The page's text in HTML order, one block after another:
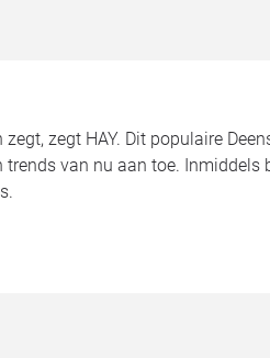
zegt HAY. Dit populaire
trends van nu aan toe.